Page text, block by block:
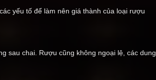
yếu tố để làm nên giá thành của loại rượu
sau chai. Rượu cũng không ngoại lệ, các dung